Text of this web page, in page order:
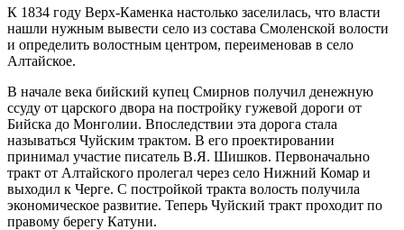
К 1834 году Верх-Каменка настолько заселилась, что власти
нашли нужным вывести село из состава Смоленской волости
и определить волостным центром, переименовав в село
Алтайское.
В начале века бийский купец Смирнов получил денежную
ссуду от царского двора на постройку гужевой дороги от
Бийска до Монголии. Впоследствии эта дорога стала
называться Чуйским трактом. В его проектировании
принимал участие писатель В.Я. Шишков. Первоначально
тракт от Алтайского пролегал через село Нижний Комар и
выходил к Черге. С постройкой тракта волость получила
экономическое развитие. Теперь Чуйский тракт проходит по
правому берегу Катуни.